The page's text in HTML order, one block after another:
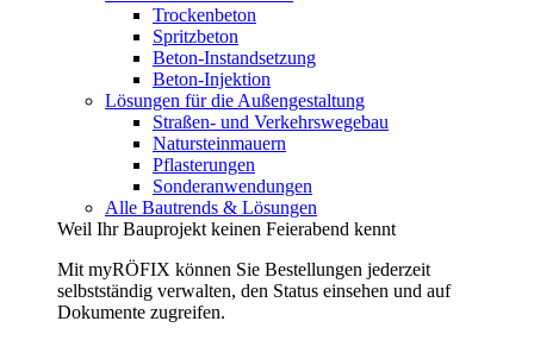
Trockenbeton
Spritzbeton
Beton-Instandsetzung
Beton-Injektion
Lösungen für die Außengestaltung
Straßen- und Verkehrswegebau
Natursteinmauern
Pflasterungen
Sonderanwendungen
Alle Bautrends & Lösungen
Weil Ihr Bauprojekt keinen Feierabend kennt
Mit myRÖFIX können Sie Bestellungen jederzeit
selbstständig verwalten, den Status einsehen und auf
Dokumente zugreifen.